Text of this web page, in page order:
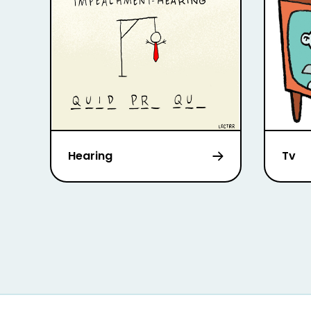
Hearing Tv